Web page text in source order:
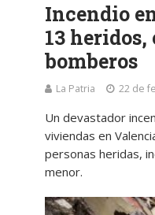
Incendio
13
bomberos
La Patria 22 de
Un devastador
viviendas en
personas heridas,
menor.